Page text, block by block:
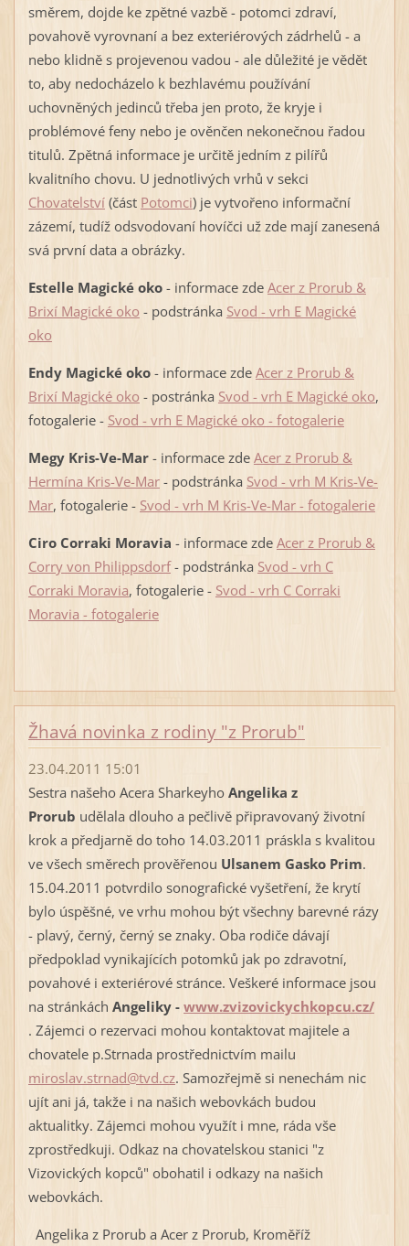
směrem, dojde ke zpětné vazbě - potomci zdraví,
povahově vyrovnaní a bez exteriérových zádrhelů - a
nebo klidně s projevenou vadou - ale důležité je vědět
to, aby nedocházelo k bezhlavému používání
uchovněných jedinců třeba jen proto, že kryje i
problémové feny nebo je ověnčen nekonečnou řadou
titulů. Zpětná informace je určitě jedním z pilířů
kvalitního chovu. U jednotlivých vrhů v sekci
Chovatelství(část Potomci) je vytvořeno informační
zázemí, tudíž odsvodovaní hovíčci už zde mají zanesená
svá první data a obrázky.
Estelle Magické oko- informace zde Acer z Prorub &
Brixí Magické oko - podstránka Svod - vrh E Magické
oko
Endy Magické oko- informace zde Acer z Prorub &
Brixí Magické oko - postránka Svod - vrh E Magické oko,
fotogalerie - Svod - vrh E Magické oko - fotogalerie
Megy Kris-Ve-Mar- informace zde Acer z Prorub &
Hermína Kris-Ve-Mar- podstránka Svod - vrh M Kris-Ve-
Mar, fotogalerie - Svod - vrh M Kris-Ve-Mar - fotogalerie
Ciro Corraki Moravia - informace zde Acer z Prorub &
Corry von Philippsdorf- podstránka Svod - vrh C
Corraki Moravia, fotogalerie - Svod - vrh C Corraki
Moravia - fotogalerie
Žhavá novinka z rodiny "z Prorub"
23.04.2011 15:01
Sestra našeho Acera Sharkeyho Angelika z
Prorub udělala dlouho a pečlivě připravovaný životní
krok a předjarně do toho 14.03.2011 práskla s kvalitou
ve všech směrech prověřenou Ulsanem Gasko Prim.
15.04.2011 potvrdilo sonografické vyšetření, že krytí
bylo úspěšné, ve vrhu mohou být všechny barevné rázy
- plavý, černý, černý se znaky. Oba rodiče dávají
předpoklad vynikajících potomků jak po zdravotní,
povahové i exteriérové stránce. Veškeré informace jsou
na stránkách Angeliky - www.zvizovickychkopcu.cz/
. Zájemci o rezervaci mohou kontaktovat majitele a
chovatele p.Strnada prostřednictvím mailu
miroslav.strnad@tvd.cz. Samozřejmě si nenechám nic
ujít ani já, takže i na našich webovkách budou
aktualitky. Zájemci mohou využít i mne, ráda vše
zprostředkuji. Odkaz na chovatelskou stanici "z
Vizovických kopců" obohatil i odkazy na našich
webovkách.
Angelika z Prorub a Acer z Prorub, Kroměříž